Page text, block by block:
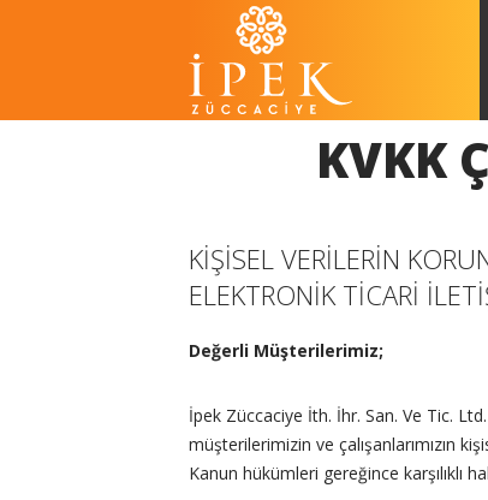
KVKK
KİŞİSEL VERİLERİN
ELEKTRONİK TİCARİ
Değerli Müşterilerimiz;
İpek Züccaciye İth. İhr. San. Ve Tic. Ltd.
müşterilerimizin ve çalışanlarımızın
Kanun hükümleri gereğince karşılıklı